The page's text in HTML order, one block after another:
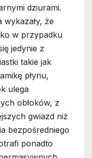
dziurami.
wykazały, że
w przypadku
jedynie z
takie jak
płynu,
ulega
obłoków, z
gwiazd niż
bezpośredniego
ponadto